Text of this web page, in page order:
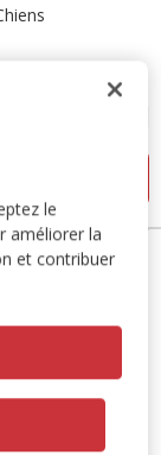
le
améliorer la
et contribuer